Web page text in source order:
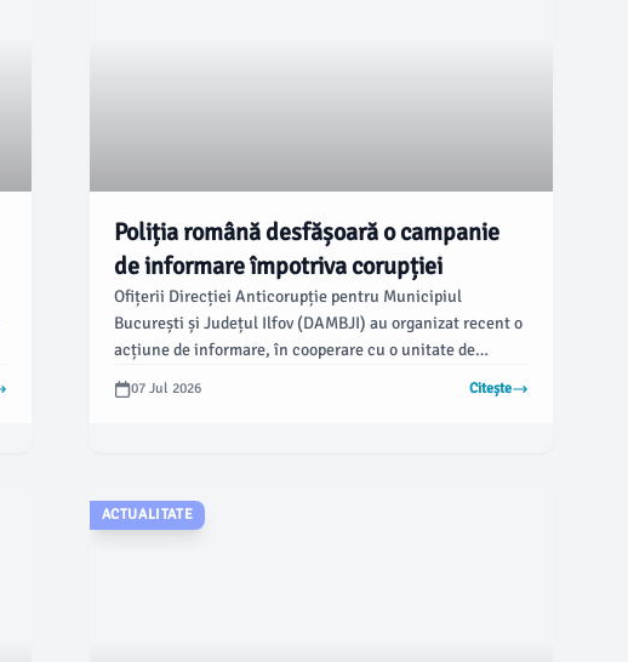
Poliția română desfășoară o campanie
de informare împotriva corupției
Ofițerii Direcției Anticorupție pentru Municipiul
București și Județul Ilfov (DAMBJI) au organizat recent o
acțiune de informare, în cooperare cu o unitate de
învățământ, la care au participat zeci de militari aflați la
cursuri de perfecționare. Potrivit jurnaluldeilfov.ro,
07 Jul 2026 Citește
ACTUALITATE